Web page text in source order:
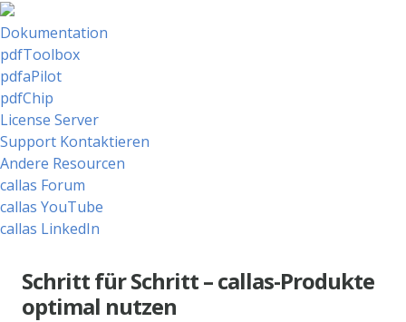
Dokumentation
pdfToolbox
pdfaPilot
pdfChip
License Server
Support Kontaktieren
Andere Resourcen
callas Forum
callas YouTube
callas LinkedIn
Schritt für Schritt – callas-Produkte
optimal nutzen